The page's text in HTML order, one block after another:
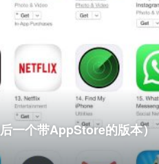
一个带AppStore的版本）